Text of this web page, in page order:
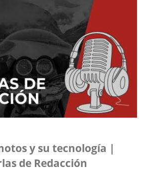
y su tecnología |
de Redacción